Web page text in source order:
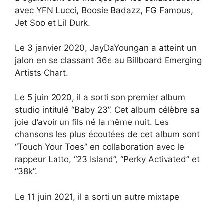
avec YFN Lucci, Boosie Badazz, FG Famous,
Jet Soo et Lil Durk.
Le 3 janvier 2020, JayDaYoungan a atteint un
jalon en se classant 36e au Billboard Emerging
Artists Chart.
Le 5 juin 2020, il a sorti son premier album
studio intitulé “Baby 23”. Cet album célèbre sa
joie d’avoir un fils né la même nuit. Les
chansons les plus écoutées de cet album sont
“Touch Your Toes” en collaboration avec le
rappeur Latto, “23 Island”, “Perky Activated” et
“38k”.
Le 11 juin 2021, il a sorti un autre mixtape